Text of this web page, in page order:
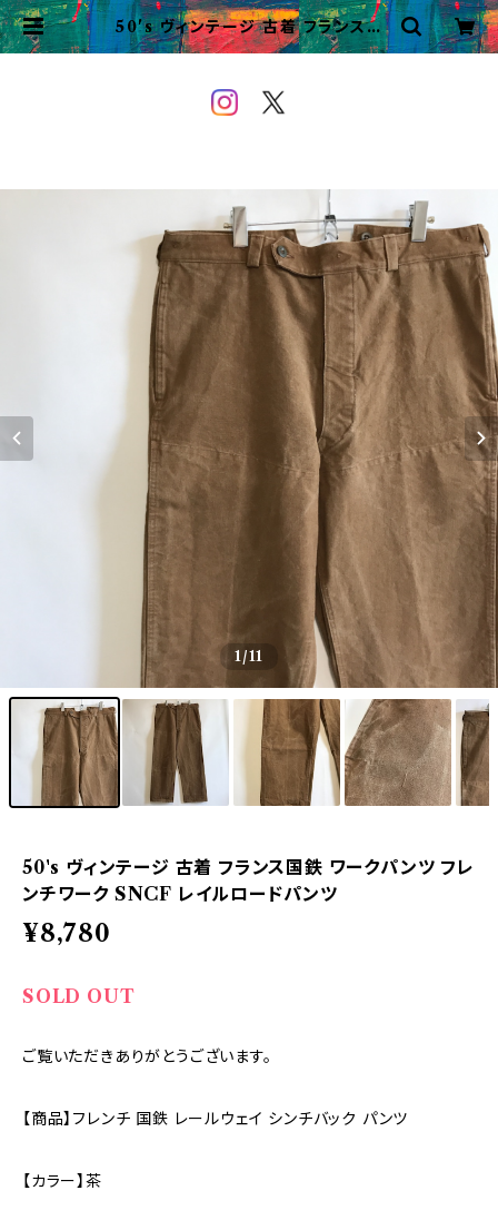
50's ヴィンテージ 古着 フランス国
鉄 ワークパンツ フレンチワーク SN
1/11
50's ヴィンテージ 古着 フランス国鉄 ワークパンツ フレ
ンチワーク SNCF レイルロードパンツ
¥8,780
SOLD OUT
ご覧いただきありがとうございます。
【商品】フレンチ 国鉄 レールウェイ シンチバック パンツ
【カラー】茶